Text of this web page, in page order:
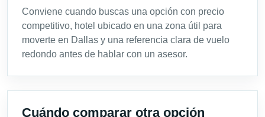
Conviene cuando buscas una opción con precio
competitivo, hotel ubicado en una zona útil para
moverte en Dallas y una referencia clara de vuelo
redondo antes de hablar con un asesor.
Cuándo comparar otra opción